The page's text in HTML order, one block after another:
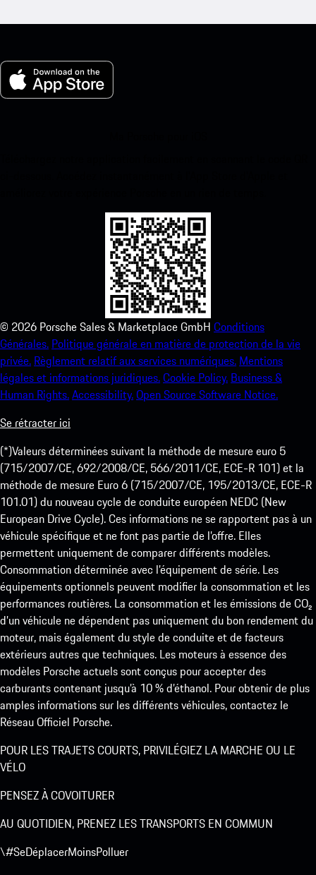
© 2026 Porsche Sales & Marketplace GmbH Conditions
Générales. Politique générale en matière de protection de la vie
privée. Règlement relatif aux services numériques. Mentions
légales et informations juridiques.Cookie Policy. Business &
Human Rights.Accessibility.Open Source Software Notice.
Se rétracter ici
(*)Valeurs déterminées suivant la méthode de mesure euro 5
(715/2007/CE, 692/2008/CE, 566/2011/CE, ECE-R 101) et la
méthode de mesure Euro 6 (715/2007/CE, 195/2013/CE, ECE-R
101.01) du nouveau cycle de conduite européen NEDC (New
European Drive Cycle). Ces informations ne se rapportent pas à un
véhicule spécifique et ne font pas partie de l’offre. Elles
permettent uniquement de comparer différents modèles.
Consommation déterminée avec l’équipement de série. Les
équipements optionnels peuvent modifier la consommation et les
performances routières. La consommation et les émissions de CO₂
d’un véhicule ne dépendent pas uniquement du bon rendement du
moteur, mais également du style de conduite et de facteurs
extérieurs autres que techniques. Les moteurs à essence des
modèles Porsche actuels sont conçus pour accepter des
carburants contenant jusqu’à 10 % d’éthanol. Pour obtenir de plus
amples informations sur les différents véhicules, contactez le
Réseau Officiel Porsche.
POUR LES TRAJETS COURTS, PRIVILÉGIEZ LA MARCHE OU LE
VÉLO
PENSEZ À COVOITURER
AU QUOTIDIEN, PRENEZ LES TRANSPORTS EN COMMUN
\#SeDéplacerMoinsPolluer